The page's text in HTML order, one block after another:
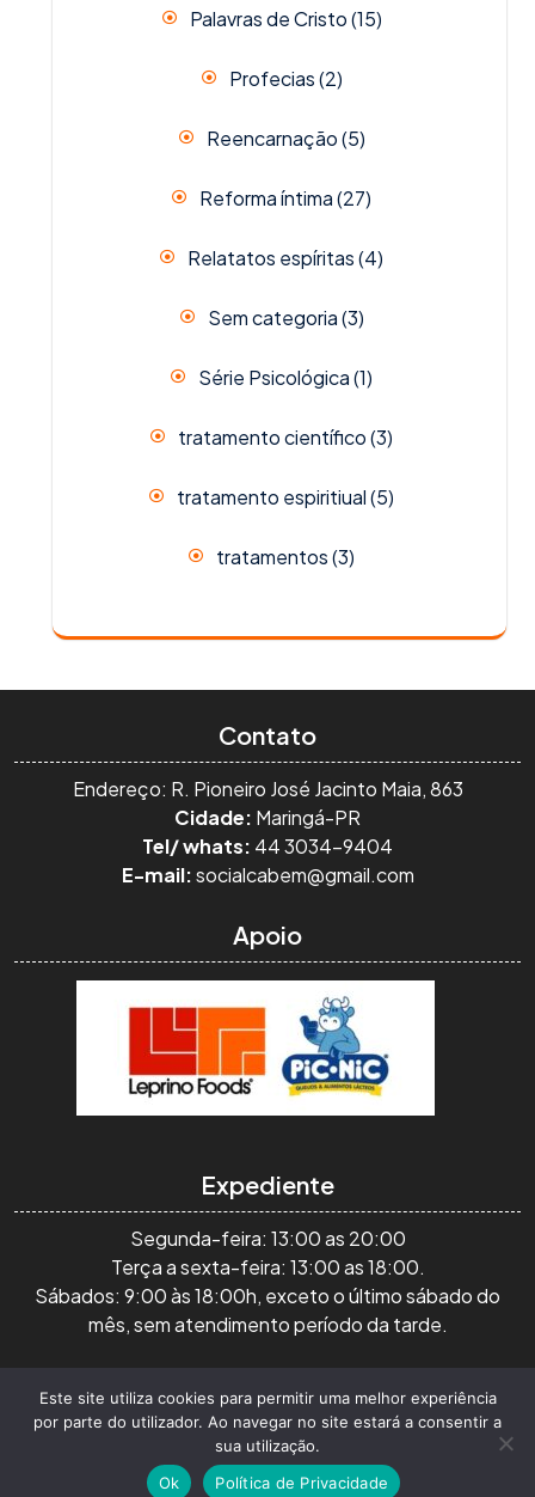
Palavras de Cristo(15)
Profecias(2)
Reencarnação(5)
Reforma íntima(27)
Relatatos espíritas(4)
Sem categoria(3)
Série Psicológica(1)
tratamento científico(3)
tratamento espiritiual(5)
tratamentos(3)
Contato
Endereço: R. Pioneiro José Jacinto Maia, 863
Cidade: Maringá-PR
Tel/ whats: 44 3034-9404
E-mail:socialcabem@gmail.com
Apoio
Expediente
Segunda-feira: 13:00 as 20:00
Terça a sexta-feira: 13:00 as 18:00.
Sábados: 9:00 às 18:00h, exceto o último sábado do
mês, sem atendimento período da tarde.
Todos os Direitos Reservados, 2026. As mensagens
compartilhadas no blog são de autoria de voluntários, não
necessariamente refletindo a visão da organização.
By
Themespride
Este site utiliza cookies para permitir uma melhor experiência
por parte do utilizador. Ao navegar no site estará a consentir a
sua utilização.
Ok
Política de Privacidade